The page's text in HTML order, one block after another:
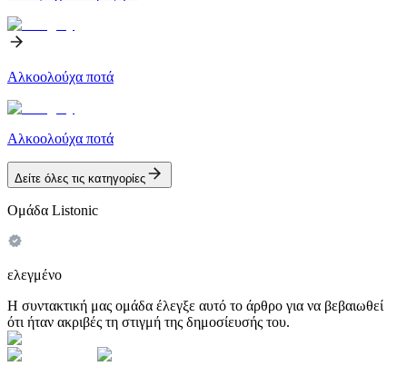
Αλκοολούχα ποτά
Αλκοολούχα ποτά
Δείτε όλες τις κατηγορίες
Ομάδα Listonic
ελεγμένο
Η συντακτική μας ομάδα έλεγξε αυτό το άρθρο για να βεβαιωθεί
ότι ήταν ακριβές τη στιγμή της δημοσίευσής του.